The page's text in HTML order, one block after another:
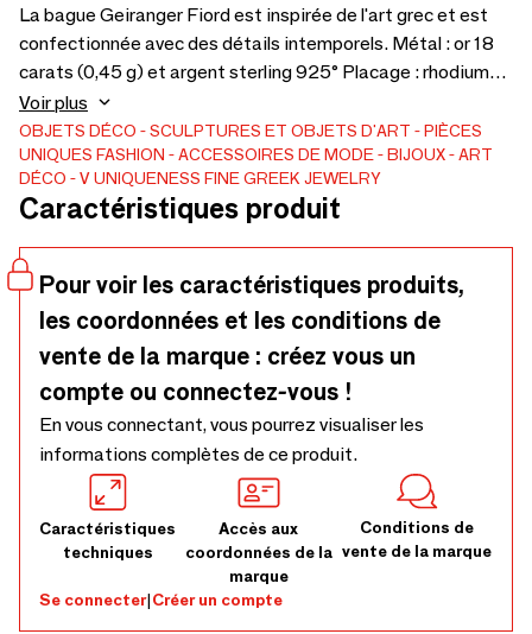
La bague Geiranger Fiord est inspirée de l'art grec et est
confectionnée avec des détails intemporels. Métal : or 18
carats (0,45 g) et argent sterling 925° Placage : rhodium
noir Pierre : turquoise Sans nickel | Fabriqué à la main |
Emballé dans un coffret cadeau exclusif
Voir plus
OBJETS DÉCO SCULPTURES ET OBJETS D'ART
PIÈCES
UNIQUES FASHION ACCESSOIRES DE MODE BIJOUX
ART
DÉCO
V UNIQUENESS FINE GREEK JEWELRY
Caractéristiques produit
Pour voir les caractéristiques produits,
les coordonnées et les conditions de
vente de la marque : créez vous un
compte ou connectez-vous !
En vous connectant, vous pourrez visualiser les
informations complètes de ce produit.
Caractéristiques
techniques
Accès aux
coordonnées de la
marque
Conditions de
vente de la marque
Se connecter|Créer un compte